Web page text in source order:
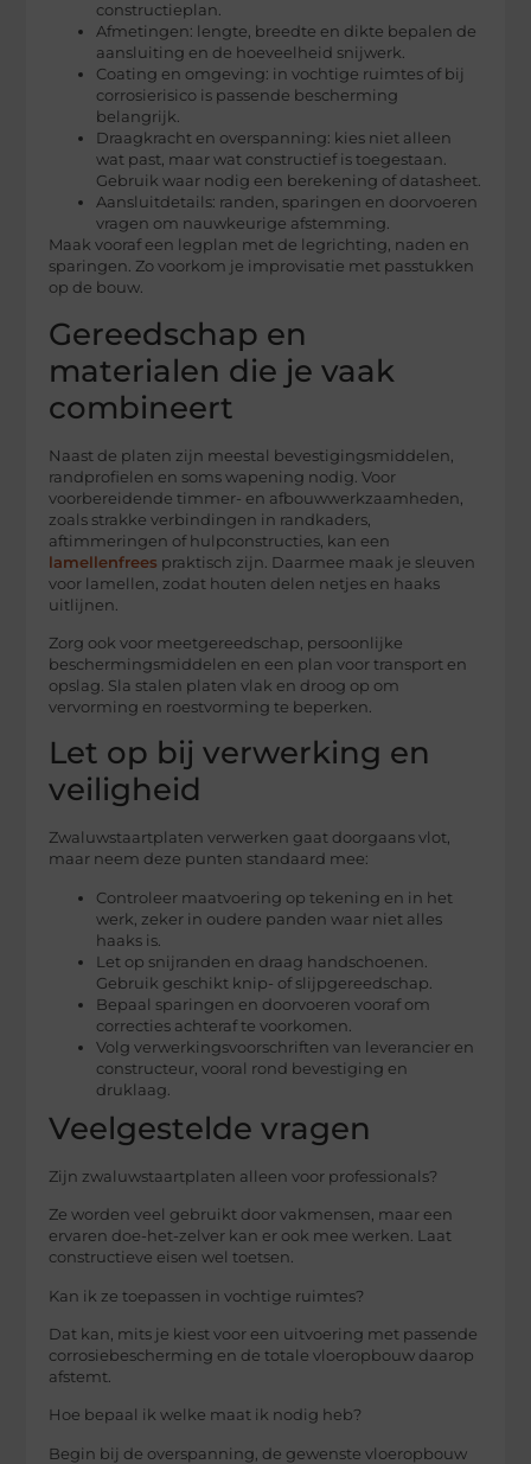
constructieplan.
Afmetingen: lengte, breedte en dikte bepalen de
aansluiting en de hoeveelheid snijwerk.
Coating en omgeving: in vochtige ruimtes of bij
corrosierisico is passende bescherming
belangrijk.
Draagkracht en overspanning: kies niet alleen
wat past, maar wat constructief is toegestaan.
Gebruik waar nodig een berekening of datasheet.
Aansluitdetails: randen, sparingen en doorvoeren
vragen om nauwkeurige afstemming.
Maak vooraf een legplan met de legrichting, naden en
sparingen. Zo voorkom je improvisatie met passtukken
op de bouw.
Gereedschap en
materialen die je vaak
combineert
Naast de platen zijn meestal bevestigingsmiddelen,
randprofielen en soms wapening nodig. Voor
voorbereidende timmer- en afbouwwerkzaamheden,
zoals strakke verbindingen in randkaders,
aftimmeringen of hulpconstructies, kan een
lamellenfrees praktisch zijn. Daarmee maak je sleuven
voor lamellen, zodat houten delen netjes en haaks
uitlijnen.
Zorg ook voor meetgereedschap, persoonlijke
beschermingsmiddelen en een plan voor transport en
opslag. Sla stalen platen vlak en droog op om
vervorming en roestvorming te beperken.
Let op bij verwerking en
veiligheid
Zwaluwstaartplaten verwerken gaat doorgaans vlot,
maar neem deze punten standaard mee:
Controleer maatvoering op tekening en in het
werk, zeker in oudere panden waar niet alles
haaks is.
Let op snijranden en draag handschoenen.
Gebruik geschikt knip- of slijpgereedschap.
Bepaal sparingen en doorvoeren vooraf om
correcties achteraf te voorkomen.
Volg verwerkingsvoorschriften van leverancier en
constructeur, vooral rond bevestiging en
druklaag.
Veelgestelde vragen
Zijn zwaluwstaartplaten alleen voor professionals?
Ze worden veel gebruikt door vakmensen, maar een
ervaren doe-het-zelver kan er ook mee werken. Laat
constructieve eisen wel toetsen.
Kan ik ze toepassen in vochtige ruimtes?
Dat kan, mits je kiest voor een uitvoering met passende
corrosiebescherming en de totale vloeropbouw daarop
afstemt.
Hoe bepaal ik welke maat ik nodig heb?
Begin bij de overspanning, de gewenste vloeropbouw